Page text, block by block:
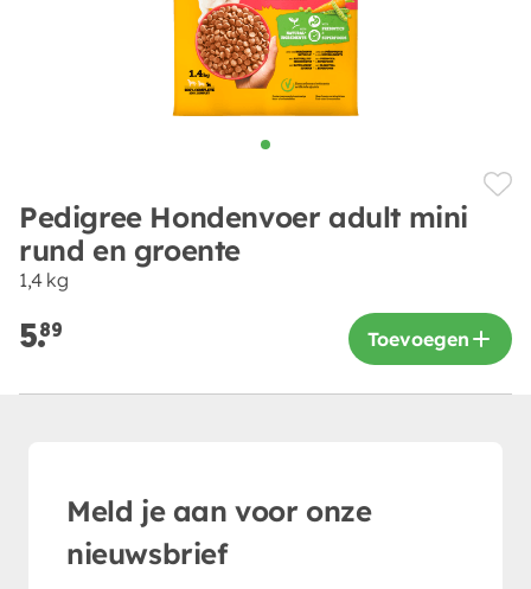
Pedigree Hondenvoer adult mini
rund en groente
1,4 kg
5.89 Toevoegen
Meld je aan voor onze
nieuwsbrief